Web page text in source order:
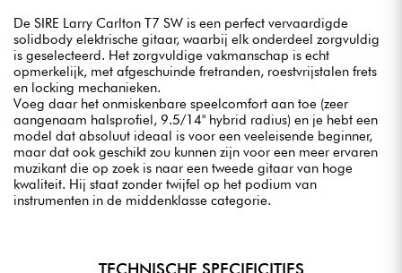
De SIRE Larry Carlton T7 SW is een perfect vervaardigde
solidbody elektrische gitaar, waarbij elk onderdeel zorgvuldig
is geselecteerd. Het zorgvuldige vakmanschap is echt
opmerkelijk, met afgeschuinde fretranden, roestvrijstalen frets
en locking mechanieken.
Voeg daar het onmiskenbare speelcomfort aan toe (zeer
aangenaam halsprofiel, 9.5/14" hybrid radius) en je hebt een
model dat absoluut ideaal is voor een veeleisende beginner,
maar dat ook geschikt zou kunnen zijn voor een meer ervaren
muzikant die op zoek is naar een tweede gitaar van hoge
kwaliteit. Hij staat zonder twijfel op het podium van
instrumenten in de middenklasse categorie.
TECHNISCHE SPECIFICITIES